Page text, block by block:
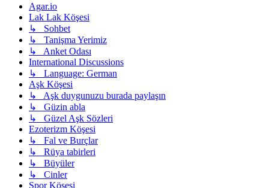
Agar.io
Lak Lak Köşesi
↳ Sohbet
↳ Tanişma Yerimiz
↳ Anket Odası
International Discussions
↳ Language: German
Aşk Köşesi
↳ Aşk duygunuzu burada paylaşın
↳ Güzin abla
↳ Güzel Aşk Sözleri
Ezoterizm Köşesi
↳ Fal ve Burçlar
↳ Rüya tabirleri
↳ Büyüler
↳ Cinler
Spor Köşesi